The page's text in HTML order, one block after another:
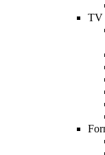
TV